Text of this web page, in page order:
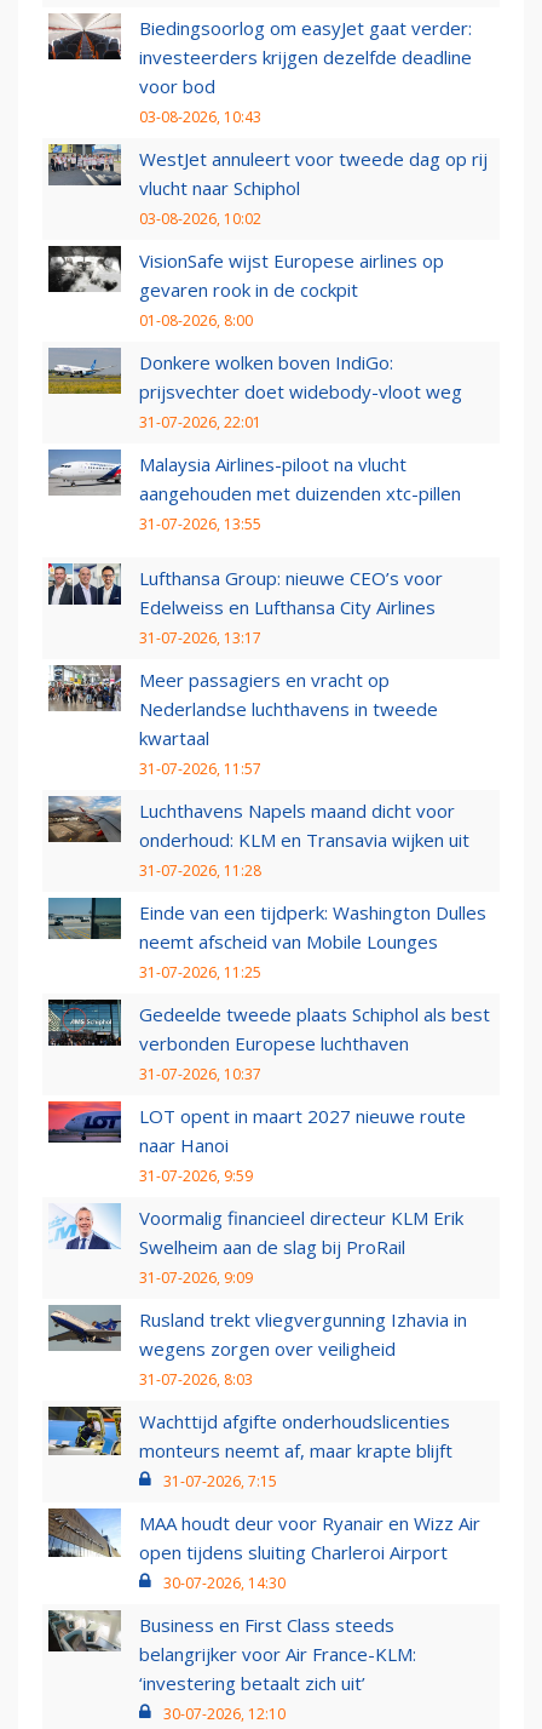
Biedingsoorlog om easyJet gaat verder:
investeerders krijgen dezelfde deadline
voor bod
03-08-2026, 10:43
WestJet annuleert voor tweede dag op rij
vlucht naar Schiphol
03-08-2026, 10:02
VisionSafe wijst Europese airlines op
gevaren rook in de cockpit
01-08-2026, 8:00
Donkere wolken boven IndiGo:
prijsvechter doet widebody-vloot weg
31-07-2026, 22:01
Malaysia Airlines-piloot na vlucht
aangehouden met duizenden xtc-pillen
31-07-2026, 13:55
Lufthansa Group: nieuwe CEO’s voor
Edelweiss en Lufthansa City Airlines
31-07-2026, 13:17
Meer passagiers en vracht op
Nederlandse luchthavens in tweede
kwartaal
31-07-2026, 11:57
Luchthavens Napels maand dicht voor
onderhoud: KLM en Transavia wijken uit
31-07-2026, 11:28
Einde van een tijdperk: Washington Dulles
neemt afscheid van Mobile Lounges
31-07-2026, 11:25
Gedeelde tweede plaats Schiphol als best
verbonden Europese luchthaven
31-07-2026, 10:37
LOT opent in maart 2027 nieuwe route
naar Hanoi
31-07-2026, 9:59
Voormalig financieel directeur KLM Erik
Swelheim aan de slag bij ProRail
31-07-2026, 9:09
Rusland trekt vliegvergunning Izhavia in
wegens zorgen over veiligheid
31-07-2026, 8:03
Wachttijd afgifte onderhoudslicenties
monteurs neemt af, maar krapte blijft
31-07-2026, 7:15
MAA houdt deur voor Ryanair en Wizz Air
open tijdens sluiting Charleroi Airport
30-07-2026, 14:30
Business en First Class steeds
belangrijker voor Air France-KLM:
‘investering betaalt zich uit’
30-07-2026, 12:10